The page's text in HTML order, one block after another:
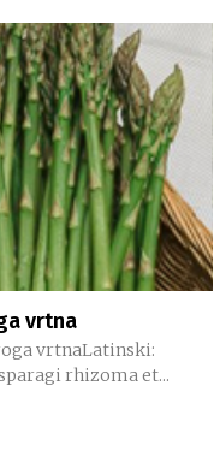
vrtna
vrtnaLatinski:
rhizoma et...